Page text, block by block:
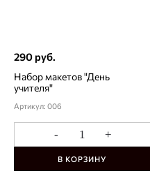
290 руб.
Набор макетов "День
учителя"
Артикул: 006
- +
В КОРЗИНУ